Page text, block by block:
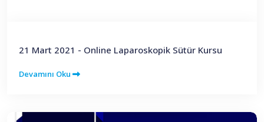
21 Mart 2021 - Online Laparoskopik Sütür Kursu
Devamını Oku